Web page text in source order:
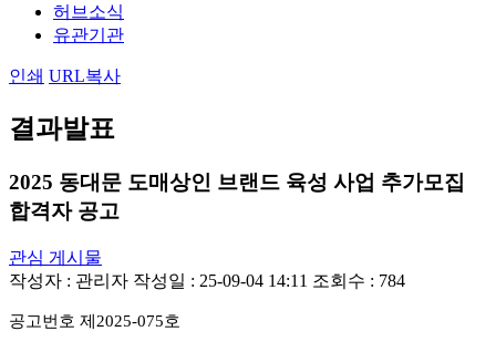
허브소식
유관기관
인쇄 URL복사
결과발표
2025 동대문 도매상인 브랜드 육성 사업 추가모집
합격자 공고
관심 게시물
작성자 : 관리자 작성일 : 25-09-04 14:11 조회수 : 784
공고번호 제 2025-075호